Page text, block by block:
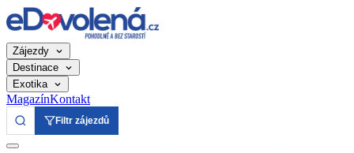
Zájezdy
Destinace
Exotika
MagazínKontakt
Filtr zájezdů